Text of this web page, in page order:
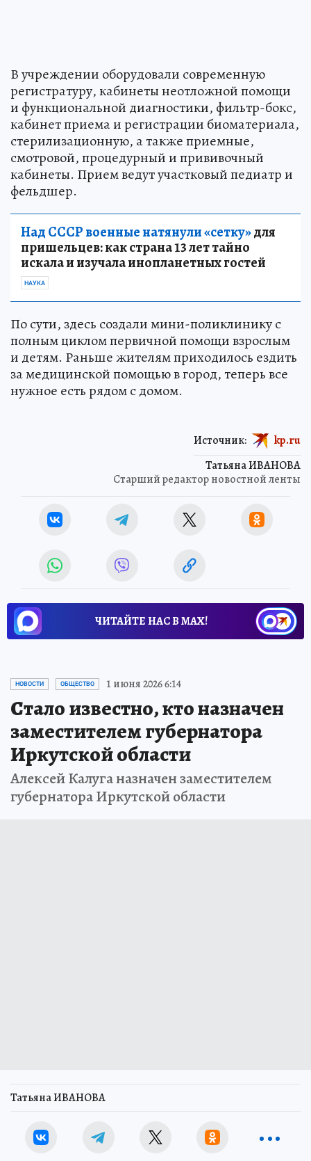
В учреждении оборудовали современную
регистратуру, кабинеты неотложной помощи
и функциональной диагностики, фильтр-бокс,
кабинет приема и регистрации биоматериала,
стерилизационную, а также приемные,
смотровой, процедурный и прививочный
кабинеты. Прием ведут участковый педиатр и
фельдшер.
Над СССР военные натянули «сетку»для
пришельцев: как страна 13 лет тайно
искала и изучала инопланетных гостей
НАУКА
По сути, здесь создали мини-поликлинику с
полным циклом первичной помощи взрослым
и детям. Раньше жителям приходилось ездить
за медицинской помощью в город, теперь все
нужное есть рядом с домом.
Татьяна ИВАНОВА
Старший редактор новостной ленты
Источник: kp.ru
ЧИТАЙТЕ НАС В МАХ!
НОВОСТИ ОБЩЕСТВО 1 июня 2026 6:14
Стало известно, кто назначен
заместителем губернатора
Иркутской области
Алексей Калуга назначен заместителем
губернатора Иркутской области
Татьяна ИВАНОВА